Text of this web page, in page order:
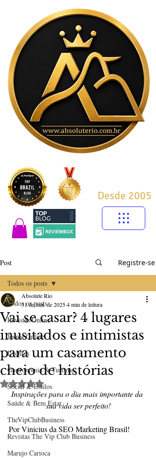
Desde 2005
Post Registre-se
Todos os posts
Revistas Online
Jornal Online
Eventos
Gastronomia & Turismo
Social & Estilos
Saúde & Bem Estar
TheVipClubBusiness
Revistas The Vip Club Business
Marujo Carioca
Todos os posts
Vai se casar? 4 lugares
inusitados e intimistas
para um casamento
cheio de histórias
Absolute Rio
31 de mai. de 20254 min de leitura
Avaliado com NaN de 5 estrelas.
Inspirações para o dia mais importante da
sua vida ser perfeito!
Por Vinicius da SEO Marketing Brasil!